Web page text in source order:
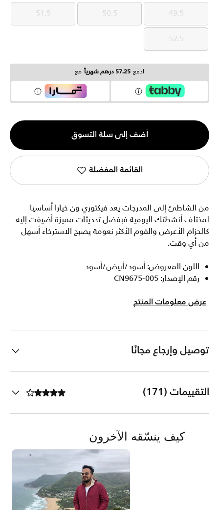
49.5
49.5
50.5
50.5
51.5
51.5
52.5
52.5
ادفع 57.25 درهم شهرياً مع
الكمية
1
أضف إلى سلة التسوق
القائمة المفضلة
من الشاطئ إلى المدرجات يعد فيكتوري ون خيارا أساسيا
لمختلف أنشطتك اليومية فبفضل تحديثات مميزة أضيفت إليه
كالحزام الأعرض والفوم الأكثر نعومة يصبح الاسترخاء أسهل
من أي وقت.
اللون المعروض: أسود/أبيض/أسود
رقم الإصدار: CN9675-005
عرض معلومات المنتج
توصيل وإرجاع مجانًا
التقييمات (171)